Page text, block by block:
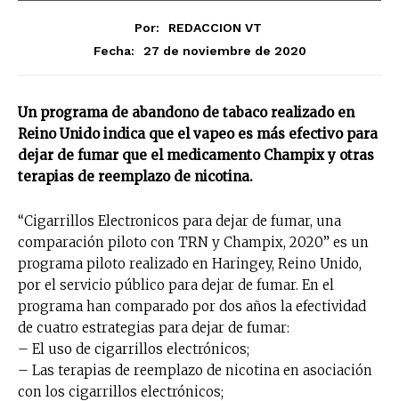
Por:
REDACCION VT
Fecha:
27 de noviembre de 2020
Un programa de abandono de tabaco realizado en
Reino Unido indica que el vapeo es más efectivo para
dejar de fumar que el medicamento Champix y otras
terapias de reemplazo de nicotina.
“Cigarrillos Electronicos para dejar de fumar, una
comparación piloto con TRN y Champix, 2020” es un
programa piloto realizado en Haringey, Reino Unido,
por el servicio público para dejar de fumar. En el
programa han comparado por dos años la efectividad
de cuatro estrategias para dejar de fumar:
– El uso de cigarrillos electrónicos;
– Las terapias de reemplazo de nicotina en asociación
con los cigarrillos electrónicos;